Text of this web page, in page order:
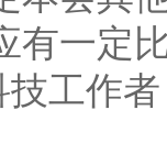
有一定
工作